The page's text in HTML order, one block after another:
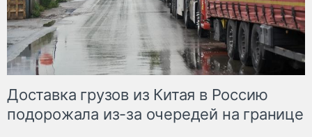
Доставка грузов из Китая в Россию
подорожала из-за очередей на границе